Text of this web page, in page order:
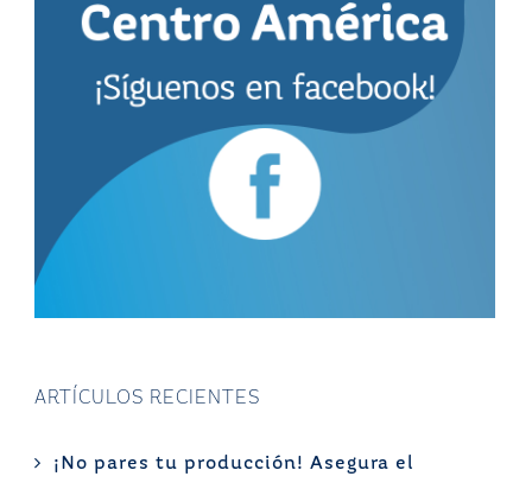
ARTÍCULOS RECIENTES
¡No pares tu producción! Asegura el